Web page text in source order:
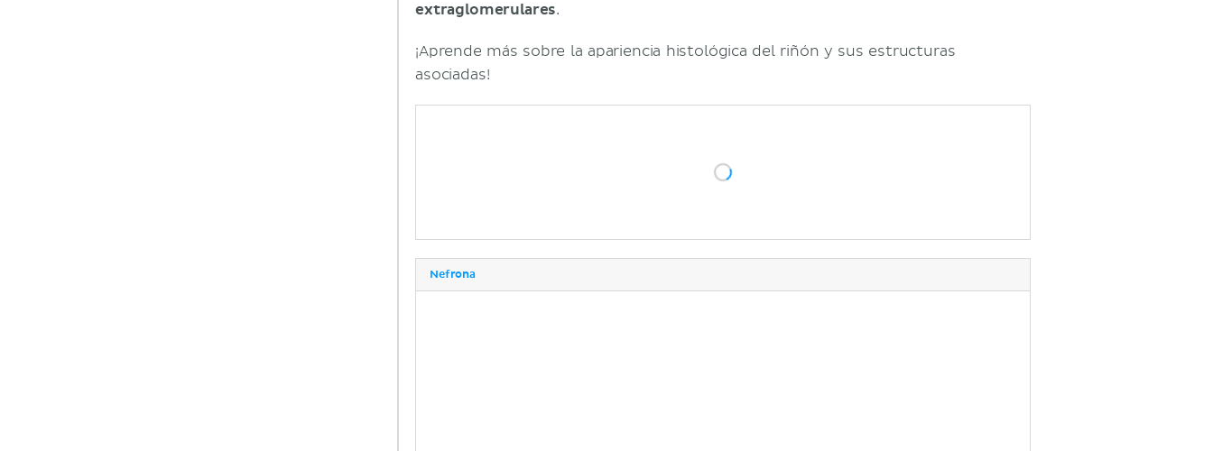
extraglomerulares.
¡Aprende más sobre la apariencia histológica del riñón y sus estructuras
asociadas!
Nefrona